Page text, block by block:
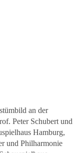
an der
Peter Schubert und
Hamburg,
und Philharmonie